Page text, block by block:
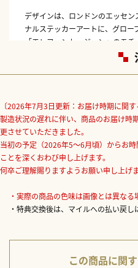
デザインは、ロンドンのエッセ
ナルステッカーアートに、グロ
「エレファント・ジョン」のモチ
す。
サイズ（約）：横10×縦13.6cm
素材： 牛革
〔2026年7月3日更新：お届け時期に関す
製造状況の遅れに伴い、商品のお届け時
更させていただきました。
当初の予定（2026年5～6月頃）からお
ことを深くおわび申し上げます。
何卒ご理解賜りますようお願い申し上げま
・実際の商品の色味は画像とは異なる
・特典交換後は、マイルへの払い戻し
この商品に関